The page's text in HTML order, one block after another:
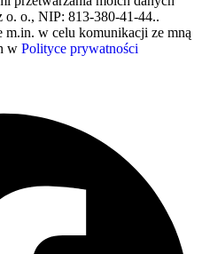
o., NIP: 813-380-41-44..
m.in. w celu komunikacji ze mną
w Polityce prywatności